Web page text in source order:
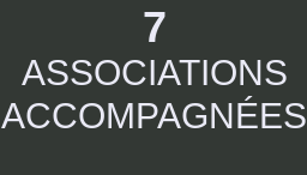
7
ASSOCIATIONS
ACCOMPAGNÉES